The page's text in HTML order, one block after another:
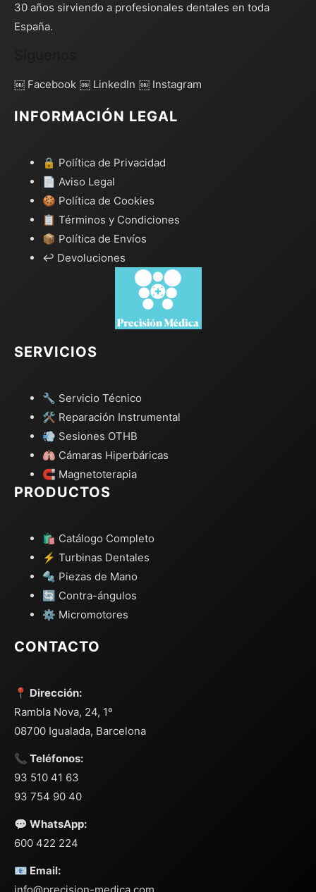
30 años sirviendo a profesionales dentales en toda
España.
￼ Facebook ￼ LinkedIn ￼ Instagram
INFORMACIÓN LEGAL
🔒 Política de Privacidad
📄 Aviso Legal
🍪 Política de Cookies
📋 Términos y Condiciones
📦 Política de Envíos
↩️ Devoluciones
SERVICIOS
🔧 Servicio Técnico
🛠️ Reparación Instrumental
💨 Sesiones OTHB
🫁 Cámaras Hiperbáricas
🧲 Magnetoterapia
PRODUCTOS
🛍️ Catálogo Completo
⚡ Turbinas Dentales
🔩 Piezas de Mano
🔄 Contra-ángulos
⚙️ Micromotores
CONTACTO
📍 Dirección:
Rambla Nova, 24, 1º
08700 Igualada, Barcelona
📞 Teléfonos:
93 510 41 63
93 754 90 40
💬 WhatsApp:
600 422 224
📧 Email:
info@precision-medica.com